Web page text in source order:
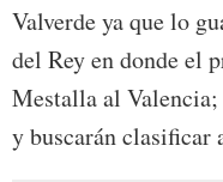
Valverde ya que lo
del Rey en donde el
Mestalla al
y buscarán clasificar